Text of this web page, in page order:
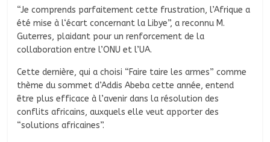
“Je comprends parfaitement cette frustration, l’Afrique a
été mise à l‘écart concernant la Libye”, a reconnu M.
Guterres, plaidant pour un renforcement de la
collaboration entre l’ONU et l’UA.
Cette dernière, qui a choisi “Faire taire les armes” comme
thème du sommet d’Addis Abeba cette année, entend
être plus efficace à l’avenir dans la résolution des
conflits africains, auxquels elle veut apporter des
“solutions africaines”.